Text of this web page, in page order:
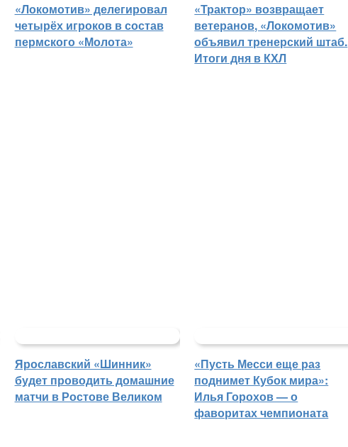
«Локомотив» делегировал
четырёх игроков в состав
пермского «Молота»
«Трактор» возвращает
ветеранов, «Локомотив»
объявил тренерский штаб.
Итоги дня в КХЛ
Ярославский «Шинник»
будет проводить домашние
матчи в Ростове Великом
«Пусть Месси еще раз
поднимет Кубок мира»:
Илья Горохов — о
фаворитах чемпионата